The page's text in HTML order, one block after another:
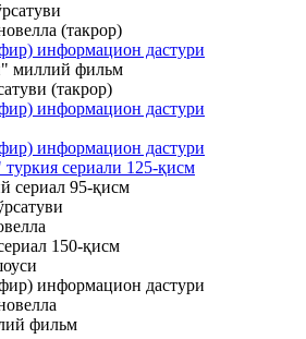
(такрор)
информацион дастури
миллий фильм
(такрор)
информацион дастури
информацион дастури
сериали 125-қисм
сериал 95-қисм
150-қисм
информацион дастури
фильм